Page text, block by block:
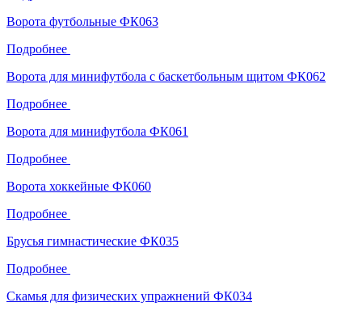
Ворота футбольные ФК063
Подробнее
Ворота для минифутбола с баскетбольным щитом ФК062
Подробнее
Ворота для минифутбола ФК061
Подробнее
Ворота хоккейные ФК060
Подробнее
Брусья гимнастические ФК035
Подробнее
Скамья для физических упражнений ФК034